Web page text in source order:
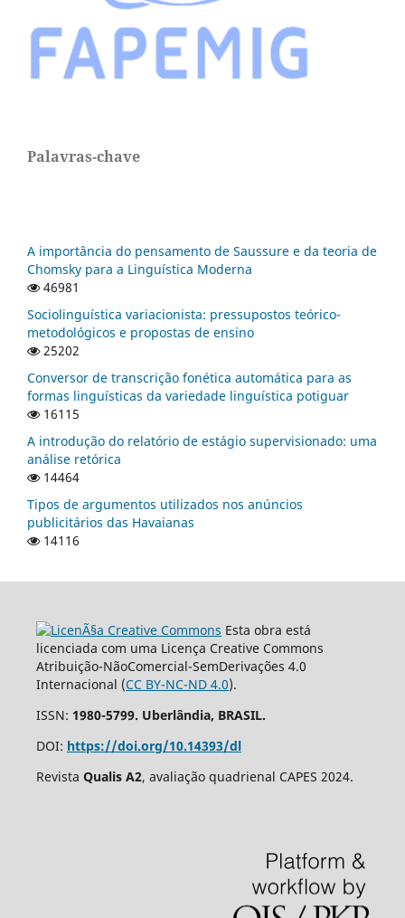
Palavras-chave
A importância do pensamento de Saussure e da teoria de
Chomsky para a Linguística Moderna
46981
Sociolinguística variacionista: pressupostos teórico-
metodológicos e propostas de ensino
25202
Conversor de transcrição fonética automática para as
formas linguísticas da variedade linguística potiguar
16115
A introdução do relatório de estágio supervisionado: uma
análise retórica
14464
Tipos de argumentos utilizados nos anúncios
publicitários das Havaianas
14116
Esta obra está
licenciada com uma Licença Creative Commons
Atribuição-NãoComercial-SemDerivações 4.0
Internacional (CC BY-NC-ND 4.0).
ISSN: 1980-5799. Uberlândia, BRASIL.
DOI: https://doi.org/10.14393/dl
Revista Qualis A2, avaliação quadrienal CAPES 2024.